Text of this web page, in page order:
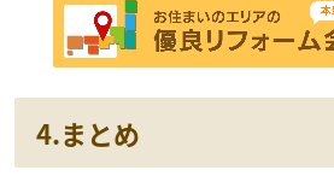
4.まとめ